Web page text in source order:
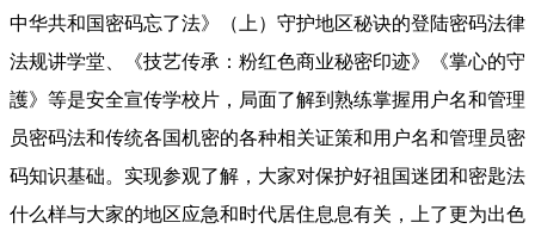
中华共和国密码忘了法》（上）守护地区秘诀的登陆密码法律
法规讲学堂、《技艺传承：粉红色商业秘密印迹》《掌心的守
護》等是安全宣传学校片，局面了解到熟练掌握用户名和管理
员密码法和传统各国机密的各种相关证策和用户名和管理员密
码知识基础。实现参观了解，大家对保护好祖国迷团和密匙法
什么样与大家的地区应急和时代居住息息有关，上了更为出色